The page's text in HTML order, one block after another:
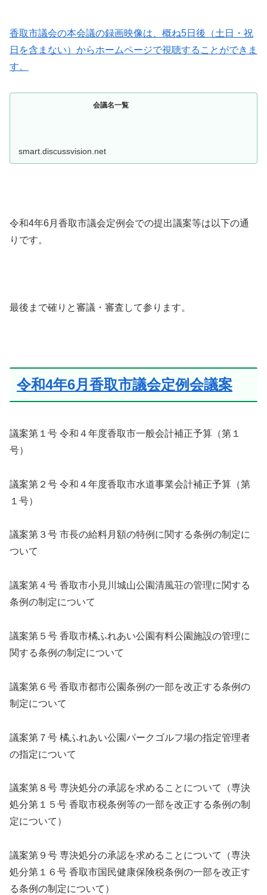
香取市議会の本会議の録画映像は、概ね5日後（土日・祝
日を含まない）からホームページで視聴することができま
す。
会議名一覧
smart.discussvision.net
令和4年6月香取市議会定例会での提出議案等は以下の通
りです。
最後まで確りと審議・審査して参ります。
令和4年6月香取市議会定例会議案
議案第１号 令和４年度香取市一般会計補正予算（第１
号）
議案第２号 令和４年度香取市水道事業会計補正予算（第
１号）
議案第３号 市長の給料月額の特例に関する条例の制定に
ついて
議案第４号 香取市小見川城山公園清風荘の管理に関する
条例の制定について
議案第５号 香取市橘ふれあい公園有料公園施設の管理に
関する条例の制定について
議案第６号 香取市都市公園条例の一部を改正する条例の
制定について
議案第７号 橘ふれあい公園パークゴルフ場の指定管理者
の指定について
議案第８号 専決処分の承認を求めることについて（専決
処分第１５号 香取市税条例等の一部を改正する条例の制
定について）
議案第９号 専決処分の承認を求めることについて（専決
処分第１６号 香取市国民健康保険税条例の一部を改正す
る条例の制定について）